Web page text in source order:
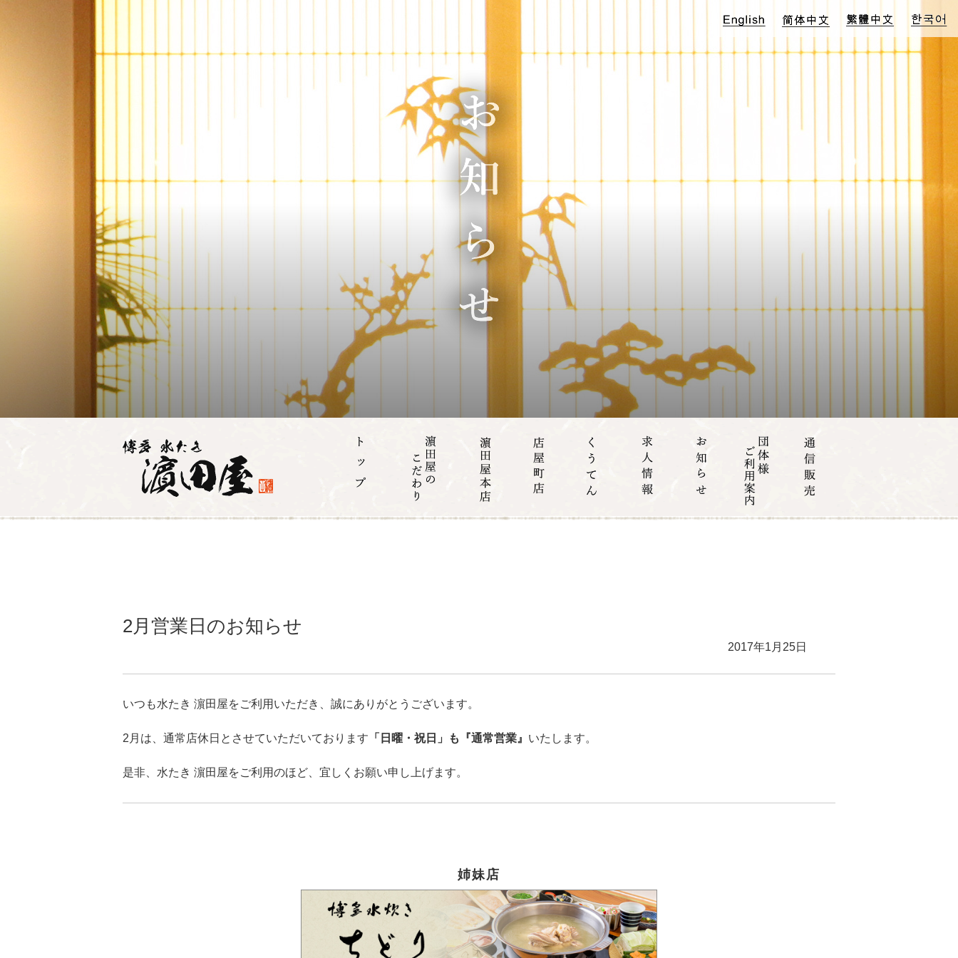
2月営業日のお知らせ
2017年1月25日
いつも水たき 濵田屋をご利用いただき、誠にありがとうございます。
2月は、通常店休日とさせていただいております 「日曜・祝日」も『通常営業』 いたします。
是非、水たき 濵田屋をご利用のほど、宜しくお願い申し上げます。
姉妹店